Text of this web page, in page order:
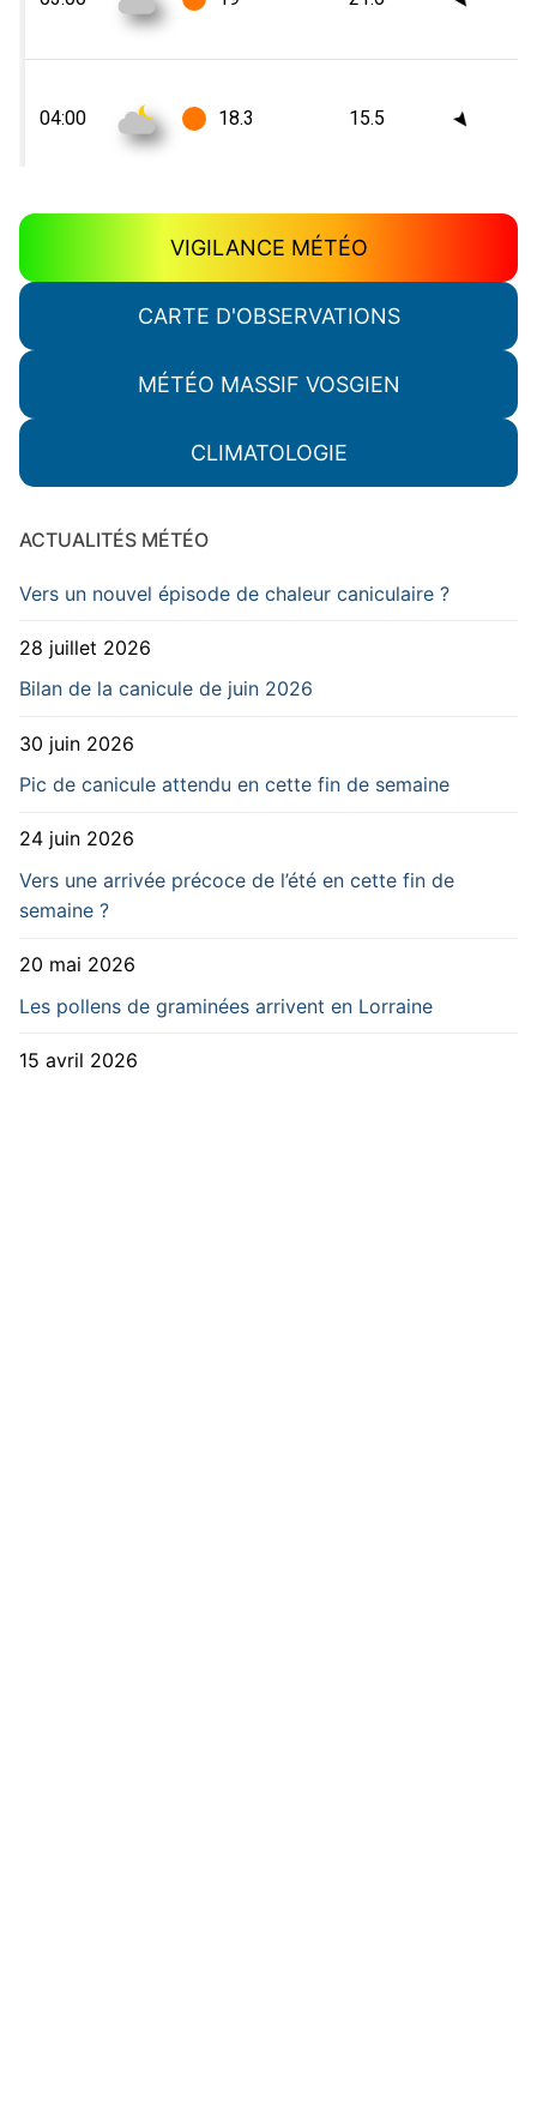
VIGILANCE MÉTÉO
CARTE D'OBSERVATIONS
MÉTÉO MASSIF VOSGIEN
CLIMATOLOGIE
ACTUALITÉS MÉTÉO
Vers un nouvel épisode de chaleur caniculaire ?
28 juillet 2026
Bilan de la canicule de juin 2026
30 juin 2026
Pic de canicule attendu en cette fin de semaine
24 juin 2026
Vers une arrivée précoce de l’été en cette fin de
semaine ?
20 mai 2026
Les pollens de graminées arrivent en Lorraine
15 avril 2026